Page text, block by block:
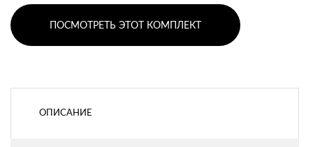
ПОСМОТРЕТЬ ЭТОТ КОМПЛЕКТ
ОПИСАНИЕ